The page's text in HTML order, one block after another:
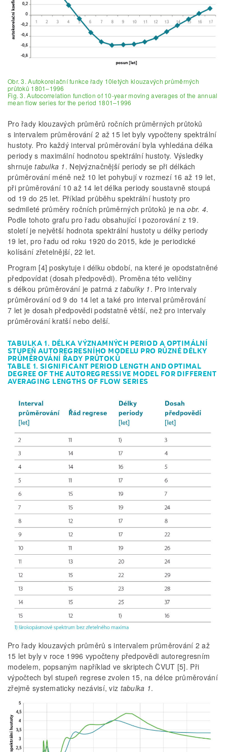
Obr. 3. Autokorelační funkce řady 10letých klouzavých průměrných
průtoků 1801–1996
Fig. 3. Autocorrelation function of 10-year moving averages of the annual
mean flow series for the period 1801–1996
Pro řady klouzavých průměrů ročních průměrných průtoků
s intervalem průměrování 2 až 15 let byly vypočteny spektrální
hustoty. Pro každý interval průměrování byla vyhledána délka
periody s maximální hodnotou spektrální hustoty. Výsledky
shrnujetabulka 1. Nejvýznačnější periody se při délkách
průměrování méně než 10 let pohybují v rozmezí 16 až 19 let,
při průměrování 10 až 14 let délka periody soustavně stoupá
od 19 do 25 let. Příklad průběhu spektrální hustoty pro
sedmileté průměry ročních průměrných průtoků je naobr. 4.
Podle tohoto grafu pro řadu obsahující i pozorování z 19.
století je největší hodnota spektrální hustoty u délky periody
19 let, pro řadu od roku 1920 do 2015, kde je periodické
kolísání zřetelnější, 22 let.
Program [4] poskytuje i délku období, na které je opodstatněné
předpovídat (dosah předpovědi). Proměna této veličiny
s délkou průměrování je patrná ztabulky 1. Pro intervaly
průměrování od 9 do 14 let a také pro interval průměrování
7 let je dosah předpovědi podstatně větší, než pro intervaly
průměrování kratší nebo delší.
TABULKA 1. DÉLKA VÝZNAMNÝCH PERIOD A OPTIMÁLNÍ
STUPEŇ AUTOREGRESNÍHO MODELU PRO RŮZNÉ DÉLKY
PRŮMĚROVÁNÍ ŘADY PRŮTOKŮ
TABLE 1. SIGNIFICANT PERIOD LENGTH AND OPTIMAL
DEGREE OF THE AUTOREGRESSIVE MODEL FOR DIFFERENT
AVERAGING LENGTHS OF FLOW SERIES
Pro řady klouzavých průměrů s intervalem průměrování 2 až
15 let byly v roce 1996 vypočteny předpovědi autoregresním
modelem, popsaným například ve skriptech ČVUT [5]. Při
výpočtech byl stupeň regrese zvolen 15, na délce průměrování
zřejmě systematicky nezávisí, viz tabulka 1.